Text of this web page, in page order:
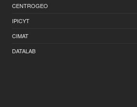
CENTROGEO
IPICYT
CIMAT
DATALAB